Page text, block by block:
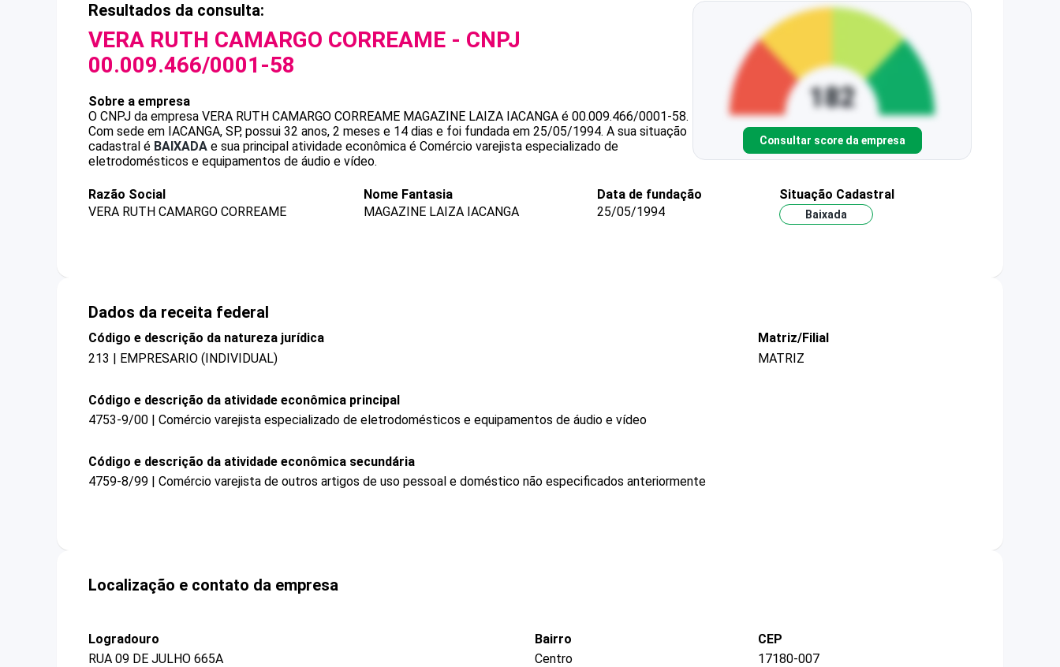
Resultados da consulta:
VERA RUTH CAMARGO CORREAME - CNPJ
00.009.466/0001-58
Sobre a empresa
O CNPJ da empresa VERA RUTH CAMARGO CORREAME MAGAZINE LAIZA IACANGA é 00.009.466/0001-58.
Com sede em IACANGA, SP, possui 32 anos, 2 meses e 14 dias e foi fundada em 25/05/1994. A sua situação
cadastral é BAIXADA e sua principal atividade econômica é Comércio varejista especializado de
eletrodomésticos e equipamentos de áudio e vídeo.
Consultar score da empresa
Razão Social
VERA RUTH CAMARGO CORREAME
Nome Fantasia
MAGAZINE LAIZA IACANGA
Data de fundação
25/05/1994
Situação Cadastral
Baixada
Dados da receita federal
Código e descrição da natureza jurídica
213 | EMPRESARIO (INDIVIDUAL)
Matriz/Filial
MATRIZ
Código e descrição da atividade econômica principal
4753-9/00 | Comércio varejista especializado de eletrodomésticos e equipamentos de áudio e vídeo
Código e descrição da atividade econômica secundária
4759-8/99 | Comércio varejista de outros artigos de uso pessoal e doméstico não especificados anteriormente
Localização e contato da empresa
Logradouro
RUA 09 DE JULHO 665A
Bairro
Centro
CEP
17180-007